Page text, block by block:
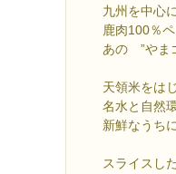
九州を中心
鹿肉100％
あの ”やま
天領米をは
名水と自然
新鮮なうち
スライスし